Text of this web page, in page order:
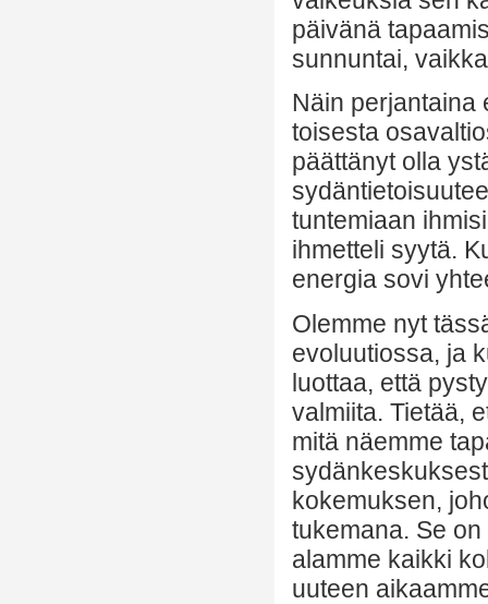
päivänä
sunnuntai,
Näin perjantaina
toisesta
päättänyt olla
tuntemiaan
ihmetteli syytä.
energia sovi
Olemme nyt
evoluutiossa, ja
luottaa, että
valmiita. Tietää,
mitä näemme
kokemuksen,
tukemana. Se
alamme kaikki
uuteen